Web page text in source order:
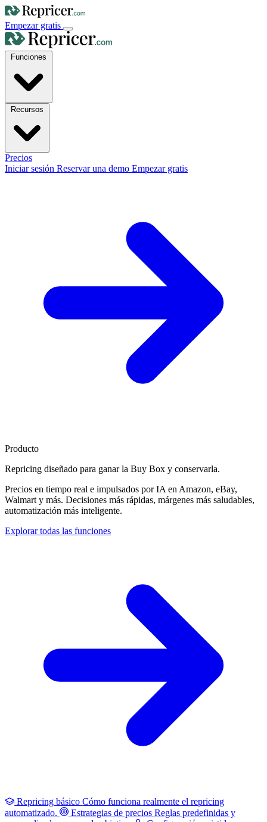
Empezar gratis
Precios
Iniciar sesión Reservar una demo Empezar gratis
Producto
Repricing diseñado para ganar la Buy Box y conservarla.
Precios en tiempo real e impulsados por IA en Amazon, eBay,
Walmart y más. Decisiones más rápidas, márgenes más saludables,
automatización más inteligente.
Explorar todas las funciones
Repricing básico Cómo funciona realmente el repricing
automatizado.
Estrategias de precios Reglas predefinidas y